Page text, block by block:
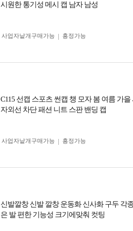
시원한 통기성 메시 캡 남자 남성
사업자 낱개구매가능
흥정가능
C115 선캡 스포츠 썬캡 챙 모자 봄 여름 가
자외선 차단 패션 니트 스판 밴딩 캡
사업자 낱개구매가능
흥정가능
신발깔창 신발 깔창 운동화 신사화 구두 각
은 발 편한 기능성 크기에맞춰 컷팅